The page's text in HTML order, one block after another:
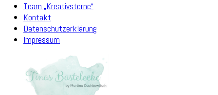
Team „Kreativsterne“
Kontakt
Datenschutzerklärung
Impressum